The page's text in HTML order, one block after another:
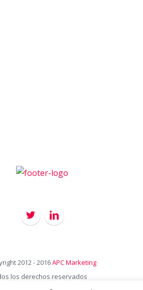
2012 - 2016APC Marketing
los derechos reservados